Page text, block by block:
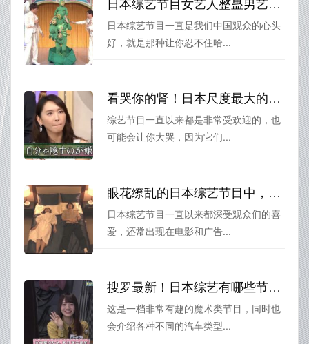
日本综艺节目一直是我们中国观众的心头
好，就是那种让你忍不住哈...
看哭你的肾！日本尺度最大的综艺节目推荐，不适合脆弱心灵
综艺节目一直以来都是非常受欢迎的，也
可能会让你大哭，因为它们...
眼花缭乱的日本综艺节目中，这些大叔始终闪亮夺目
日本综艺节目一直以来都深受观众们的喜
爱，还常出现在电影和广告...
搜罗最新！日本综艺有哪些节目名字？这10档最火综艺你不知道吗？
这是一档非常有趣的魔术类节目，同时也
会介绍各种不同的汽车类型...